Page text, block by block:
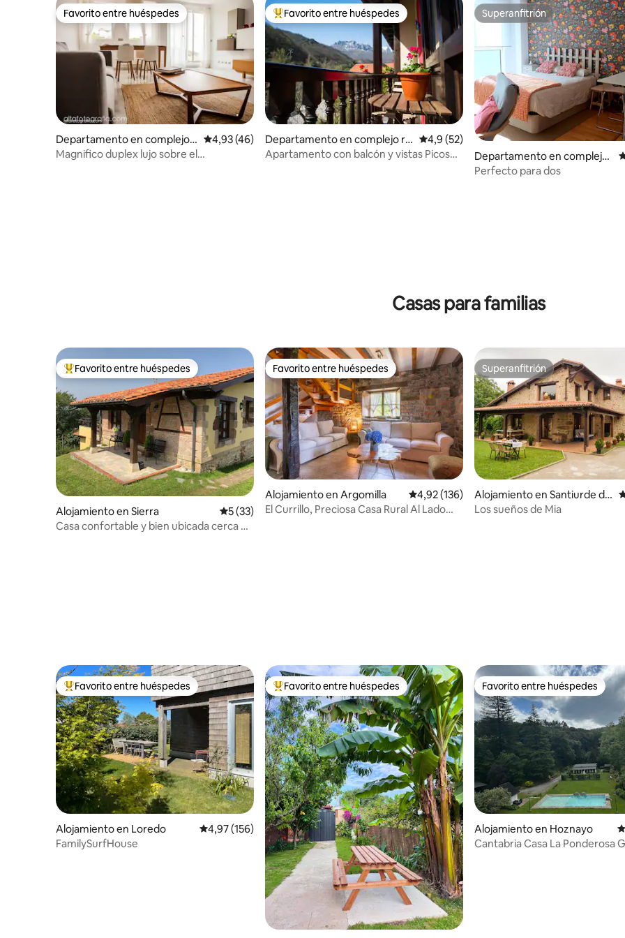
Favorito entre huéspedes
Favorito entre huéspedes
Departamento en complejo r
esidencial en San Vicente de l
Calificación promedio: 4,93 de 5. 46 evaluaciones
4,93 (46)
Magnifico duplex lujo sobre el
Favorito entre los huéspedes más destacados
Favorito entre huéspedes
Departamento en complejo re
sidencial en Cosgaya
Calificación promedio: 4,9 de 5. 52
4,9 (52)
Apartamento con balcón y vistas Picos
Superanfitrión
Superanfitrión
Departamento en complejo
residencial en San Vicente d
Perfecto para dos
Casas para familias
Favorito entre los huéspedes más destacados
Favorito entre huéspedes
Alojamiento en Sierra Calificación promedio: 5 de 5. 33 evaluaciones
5 (33)
Casa confortable y bien ubicada cerca de
Favorito entre huéspedes
Favorito entre huéspedes
Alojamiento en Argomilla Calificación promedio: 4,92 de 5. 136
4,92 (136)
El Currillo, Preciosa Casa Rural Al Lado
Superanfitrión
Superanfitrión
Alojamiento en Santiurde de
Toranzo
Los sueños de Mia
Favorito entre los huéspedes más destacados
Favorito entre huéspedes
Alojamiento en Loredo Calificación promedio: 4,97 de 5. 156 evaluaciones
4,97 (156)
FamilySurfHouse
Favorito entre los huéspedes más destacados
Favorito entre huéspedes Favorito entre huéspedes
Favorito entre huéspedes
Alojamiento en Hoznayo
Cantabria Casa La